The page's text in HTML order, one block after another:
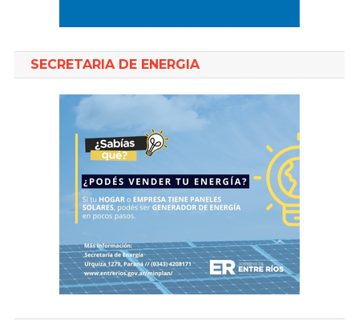
SECRETARIA DE ENERGIA